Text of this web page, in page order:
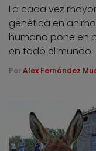
La cada vez
genética en
humano pone en
en todo el mundo
Por Alex Fernández